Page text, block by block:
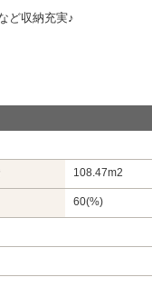
ど収納充実♪
108.47m2
60(%)